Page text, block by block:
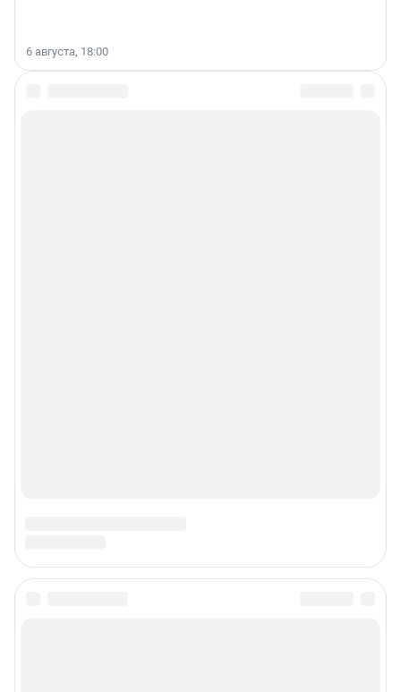
6 августа, 18:00